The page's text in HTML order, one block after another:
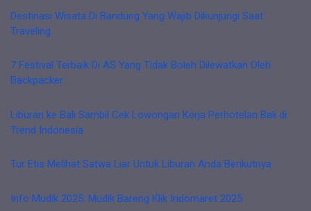
Destinasi Wisata Di Bandung Yang Wajib Dikunjungi Saat
Traveling
7 Festival Terbaik Di AS Yang Tidak Boleh Dilewatkan Oleh
Backpacker
Liburan ke Bali Sambil Cek Lowongan Kerja Perhotelan Bali di
Trend Indonesia
Tur Etis Melihat Satwa Liar Untuk Liburan Anda Berikutnya
Info Mudik 2025: Mudik Bareng Klik Indomaret 2025